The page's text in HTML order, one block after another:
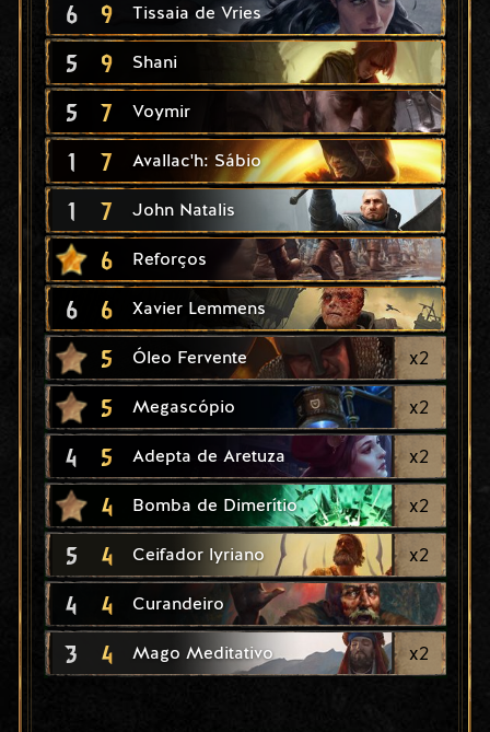
6 9 Tissaia de Vries
5 9 Shani
5 7 Voymir
1 7 Avallac'h: Sábio
1 7 John Natalis
6 Reforços
6 6 Xavier Lemmens
5 Óleo Fervente x2
5 Megascópio x2
4 5 Adepta de Aretuza x2
4 Bomba de Dimerítio x2
5 4 Ceifador lyriano x2
4 4 Curandeiro
3 4 Mago Meditativo x2